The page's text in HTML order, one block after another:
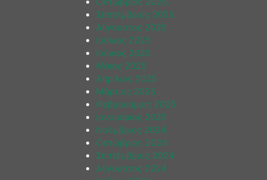
Σεπτέμβριος 2025
Αύγουστος 2025
Ιούλιος 2025
Ιούνιος 2025
Μάιος 2025
Απρίλιος 2025
Μάρτιος 2025
Φεβρουάριος 2025
Ιανουάριος 2025
Νοέμβριος 2024
Οκτώβριος 2024
Σεπτέμβριος 2024
Αύγουστος 2024